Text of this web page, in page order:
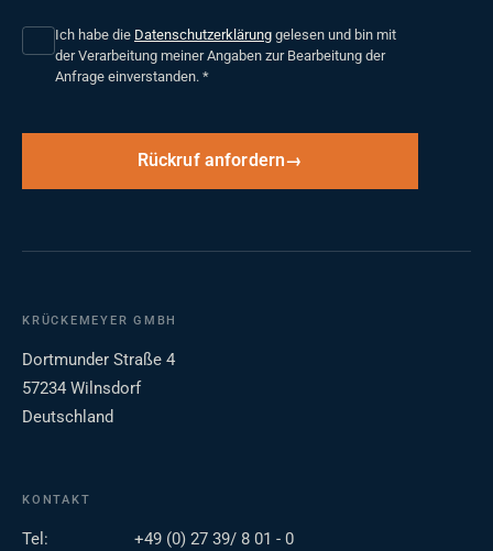
Ich habe die Datenschutzerklärung gelesen und bin mit
der Verarbeitung meiner Angaben zur Bearbeitung der
Anfrage einverstanden. *
Rückruf anfordern
KRÜCKEMEYER GMBH
Dortmunder Straße 4
57234 Wilnsdorf
Deutschland
KONTAKT
Tel:
+49 (0) 27 39/ 8 01 - 0